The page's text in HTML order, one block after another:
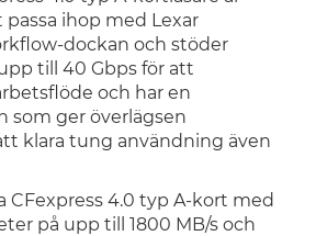
ihop med Lexar
dockan och stöder
till 40 Gbps för att
och har en
som ger överlägsen
klara tung användning även
CFexpress 4.0 typ A-kort med
på upp till 1800 MB/s och